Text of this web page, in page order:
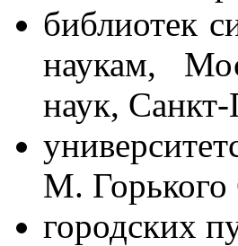
библиотек
наукам,
наук,
М.
городских